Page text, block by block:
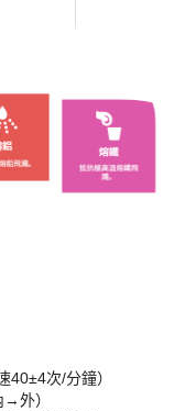
40±4次/分鐘）
→外）